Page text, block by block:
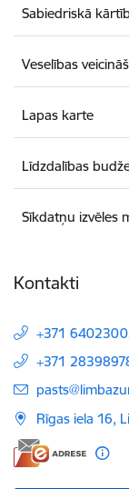
Sabiedriskā
Veselības
Lapas karte
Līdzdalības
Sīkdatņu izvēles
Kontakti
+371
+371
E-pasts:
Rīgas iela 16,